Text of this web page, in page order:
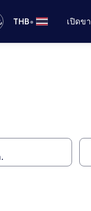
THB• เปิดข